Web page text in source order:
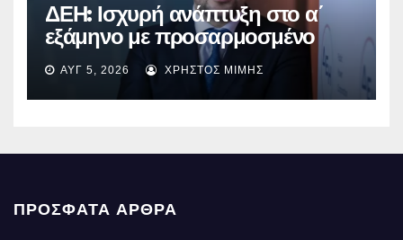
ΔΕΗ: Ισχυρή ανάπτυξη στο α΄
εξάμηνο με προσαρμοσμένο
EBITDA στα €1,2 δισ.
ΑΥΓ 5, 2026 ΧΡΉΣΤΟΣ ΜΊΜΗΣ
ΠΡΌΣΦΑΤΑ ΆΡΘΡΑ